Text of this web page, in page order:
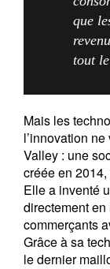
que
tout
Mais les
l’innovation
Valley : une
créée en
Elle a inventé
directement en
commerçants
Grâce à sa
le dernier
S'inscrire